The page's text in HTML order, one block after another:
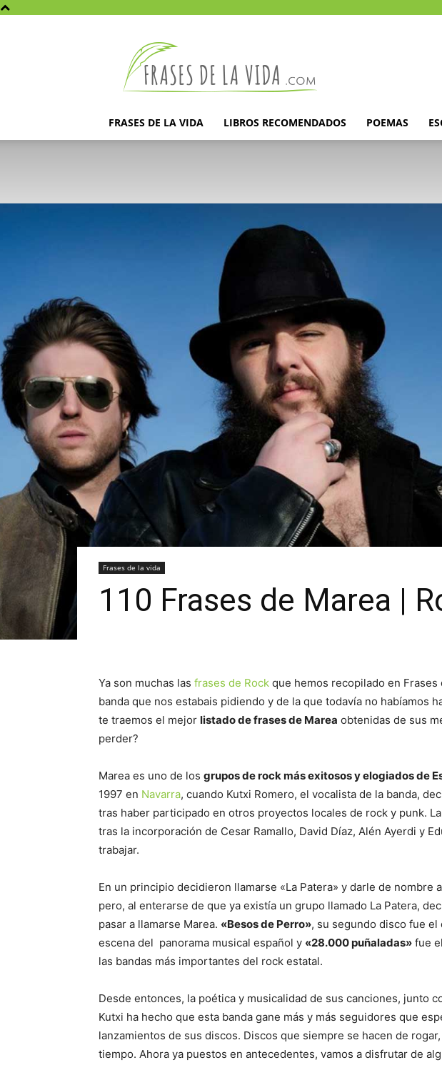
la
vida
FRASES DE LA VIDA LIBROS RECOMENDADOS POEMAS
Frases de la vida
110 Frases de Marea |
Ya son muchas las frases de Rock que hemos recopilado en Frases
banda que nos estabais pidiendo y de la que todavía no habíamos
te traemos el mejor listado de frases de Marea obtenidas de sus
perder?
Marea es uno de los grupos de rock más exitosos y elogiados de
1997 en Navarra, cuando Kutxi Romero, el vocalista de la banda,
tras haber participado en otros proyectos locales de rock y punk.
tras la incorporación de Cesar Ramallo, David Díaz, Alén Ayerdi y
trabajar.
En un principio decidieron llamarse «La Patera» y darle de nombre
pero, al enterarse de que ya existía un grupo llamado La Patera,
pasar a llamarse Marea. «Besos de Perro», su segundo disco fue
escena del panorama musical español y «28.000 puñaladas» fue
las bandas más importantes del rock estatal.
Desde entonces, la poética y musicalidad de sus canciones, junto
Kutxi ha hecho que esta banda gane más y más seguidores que
lanzamientos de sus discos. Discos que siempre se hacen de
tiempo. Ahora ya puestos en antecedentes, vamos a disfrutar de